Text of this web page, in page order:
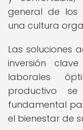
general de los
una cultura
Las soluciones
inversión
laborales
productivo
fundamental
el bienestar de